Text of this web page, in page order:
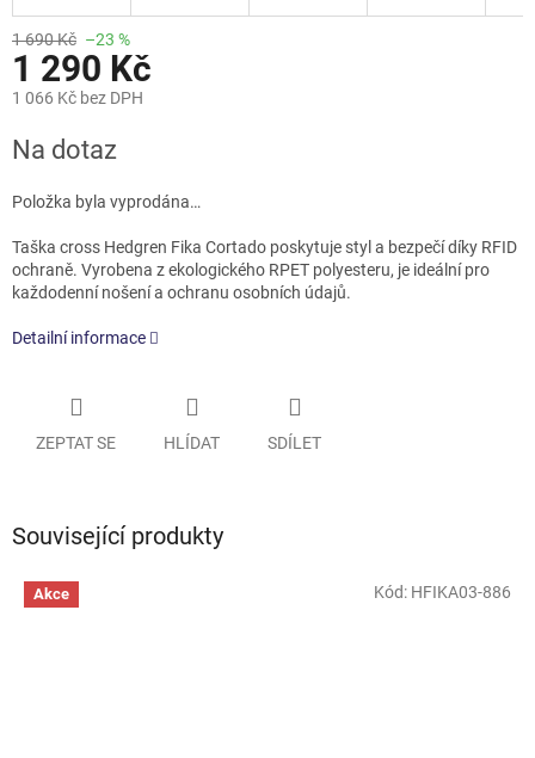
1 690 Kč –23 %
1 290 Kč
1 066 Kč bez DPH
cena:
Na dotaz
Položka byla vyprodána…
Taška cross Hedgren Fika Cortado poskytuje styl a bezpečí díky RFID
ochraně. Vyrobena z ekologického RPET polyesteru, je ideální pro
každodenní nošení a ochranu osobních údajů.
Detailní informace
ZEPTAT SE HLÍDAT SDÍLET
Související produkty
Akce Kód: HFIKA03-886